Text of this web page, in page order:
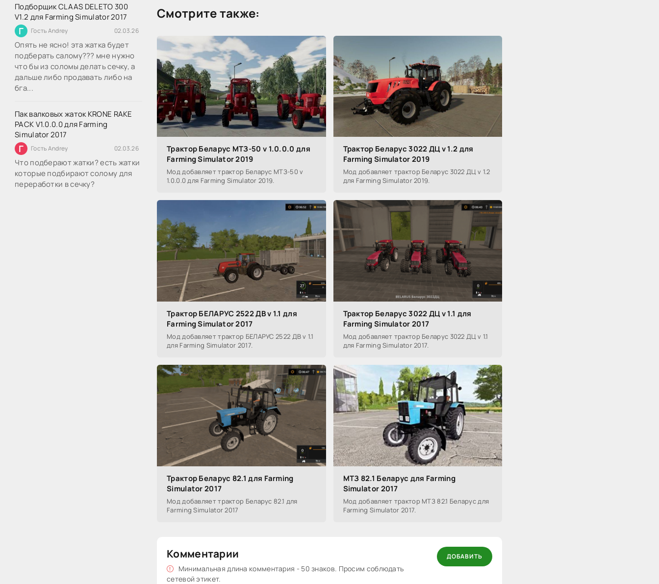
Подборщик CLAAS DELETO 300
V1.2 для Farming Simulator 2017
Г Гость Andrey 02.03.26
Опять не ясно! эта жатка будет
подберать салому??? мне нужно
что бы из соломы делать сечку, а
дальше либо продавать либо на
бга...
Пак валковых жаток KRONE RAKE
PACK V1.0.0.0 для Farming
Simulator 2017
Г Гость Andrey 02.03.26
Что подберают жатки? есть жатки
которые подбирают солому для
переработки в сечку?
Смотрите также:
Трактор Беларус МТЗ-50 v 1.0.0.0 для
Farming Simulator 2019
Мод добавляет трактор Беларус МТЗ-50 v
1.0.0.0 для Farming Simulator 2019.
Трактор Беларус 3022 ДЦ v 1.2 для
Farming Simulator 2019
Мод добавляет трактор Беларус 3022 ДЦ v 1.2
для Farming Simulator 2019.
Трактор БЕЛАРУС 2522 ДВ v 1.1 для
Farming Simulator 2017
Мод добавляет трактор БЕЛАРУС 2522 ДВ v 1.1
для Farming Simulator 2017.
Трактор Беларус 3022 ДЦ v 1.1 для
Farming Simulator 2017
Мод добавляет трактор Беларус 3022 ДЦ v 1.1
для Farming Simulator 2017.
Трактор Беларус 82.1 для Farming
Simulator 2017
Мод добавляет трактор Беларус 82.1 для
Farming Simulator 2017
МТЗ 82.1 Беларус для Farming
Simulator 2017
Мод добавляет трактор МТЗ 82.1 Беларус для
Farming Simulator 2017.
Комментарии
Минимальная длина комментария - 50 знаков. Просим соблюдать
сетевой этикет.
ДОБАВИТЬ